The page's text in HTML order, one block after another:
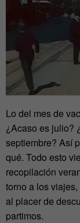
Lo del mes de
¿Acaso es julio?
septiembre? Así
qué. Todo esto
recopilación
torno a los
al placer de
partimos.